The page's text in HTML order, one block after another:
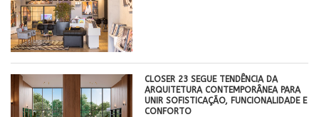
CLOSER 23 SEGUE TENDÊNCIA DA
ARQUITETURA CONTEMPORÂNEA PARA
UNIR SOFISTICAÇÃO, FUNCIONALIDADE E
CONFORTO